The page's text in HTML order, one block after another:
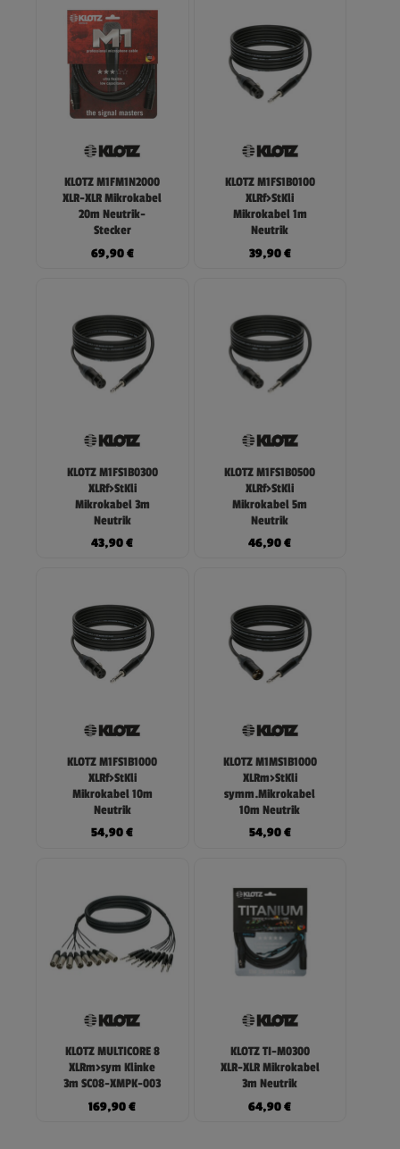
KLOTZ M1FM1N2000
XLR-XLR Mikrokabel
20m Neutrik-
Stecker
69,90€
KLOTZ M1FS1B0100
XLRf>StKli
Mikrokabel 1m
Neutrik
39,90€
KLOTZ M1FS1B0300
XLRf>StKli
Mikrokabel 3m
Neutrik
43,90€
KLOTZ M1FS1B0500
XLRf>StKli
Mikrokabel 5m
Neutrik
46,90€
KLOTZ M1FS1B1000
XLRf>StKli
Mikrokabel 10m
Neutrik
54,90€
KLOTZ M1MS1B1000
XLRm>StKli
symm.Mikrokabel
10m Neutrik
54,90€
KLOTZ MULTICORE 8
XLRm>sym Klinke
3m SC08-XMPK-003
169,90€
KLOTZ TI-M0300
XLR-XLR Mikrokabel
3m Neutrik
64,90€